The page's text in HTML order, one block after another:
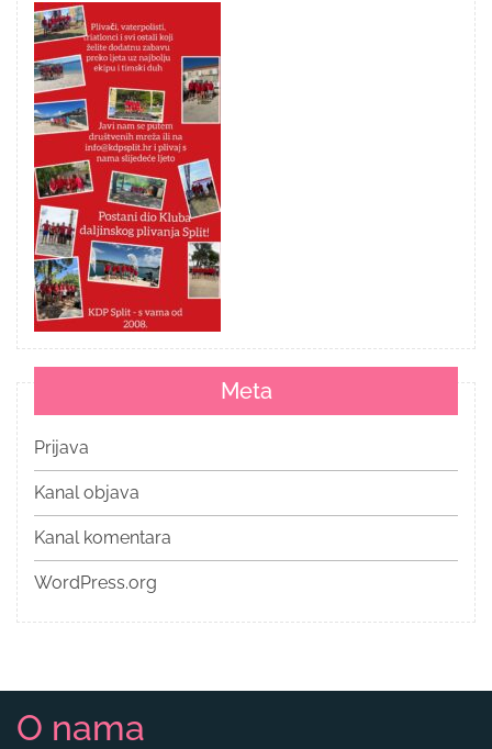
Meta
Prijava
Kanal objava
Kanal komentara
WordPress.org
O nama